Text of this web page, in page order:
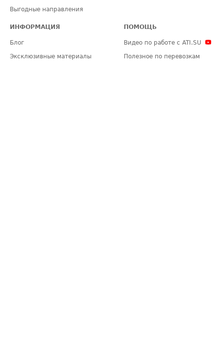
Выгодные направления
ИНФОРМАЦИЯ
Блог
Эксклюзивные материалы
ПОМОЩЬ
Видео по работе с ATI.SU
Полезное по перевозкам